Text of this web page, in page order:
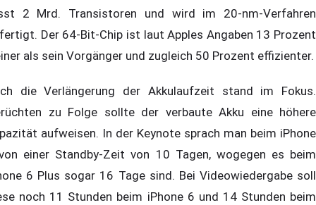
2 Mrd. Transistoren und wird im 20-nm-Verfahren
Der 64-Bit-Chip ist laut Apples Angaben 13 Prozent
als sein Vorgänger und zugleich 50 Prozent effizienter.
die Verlängerung der Akkulaufzeit stand im Fokus.
zu Folge sollte der verbaute Akku eine höhere
aufweisen. In der Keynote sprach man beim iPhone
einer Standby-Zeit von 10 Tagen, wogegen es beim
6 Plus sogar 16 Tage sind. Bei Videowiedergabe soll
noch 11 Stunden beim iPhone 6 und 14 Stunden beim